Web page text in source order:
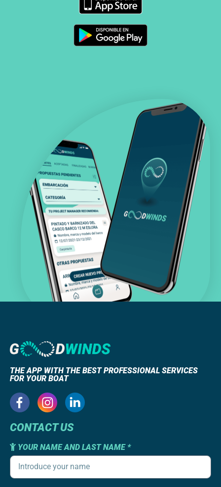
THE APP WITH THE BEST PROFESSIONAL SERVICES
FOR YOUR BOAT
CONTACT US
YOUR NAME AND LAST NAME *